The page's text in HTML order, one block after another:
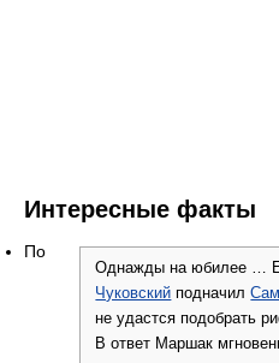
Интересные факты
Однажды на юбилее …
Чуковский подначил
не удастся подобрать
В ответ Маршак
По